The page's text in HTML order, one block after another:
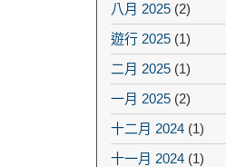
八月 2025 (2)
遊行 2025 (1)
二月 2025 (1)
一月 2025 (2)
十二月 2024 (1)
十一月 2024 (1)